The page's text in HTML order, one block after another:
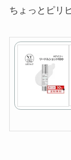
ちょっとピリ